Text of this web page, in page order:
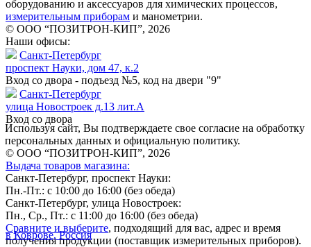
оборудованию и аксессуаров для химических процессов,
измерительным приборам и манометрии.
© ООО “ПОЗИТРОН-КИП”, 2026
Наши офисы:
Санкт-Петербург
проспект Науки, дом 47, к.2
Вход со двора - подъезд №5, код на двери "9"
Санкт-Петербург
улица Новостроек д.13 лит.А
Вход со двора
Используя сайт, Вы подтверждаете свое согласие на обработку
персональных данных и официальную политику.
© ООО “ПОЗИТРОН-КИП”, 2026
Выдача товаров магазина:
Санкт-Петербург, проспект Науки:
Пн.-Пт.: с 10:00 до 16:00 (без обеда)
Санкт-Петербург, улица Новостроек:
Пн., Ср., Пт.: с 11:00 до 16:00 (без обеда)
Сравните и выберите, подходящий для вас, адрес и время
получения продукции (поставщик измерительных приборов).
в Коврове, Россия